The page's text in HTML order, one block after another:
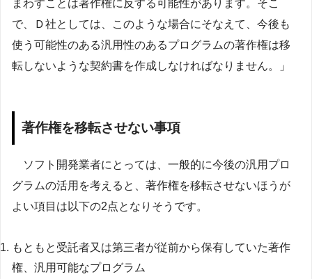
まわすことは著作権に反する可能性があります。そこ
で、Ｄ社としては、このような場合にそなえて、今後も
使う可能性のある汎用性のあるプログラムの著作権は移
転しないような契約書を作成しなければなりません。」
著作権を移転させない事項
ソフト開発業者にとっては、一般的に今後の汎用プロ
グラムの活用を考えると、著作権を移転させないほうが
よい項目は以下の2点となりそうです。
もともと受託者又は第三者が従前から保有していた著作
権、汎用可能なプログラム